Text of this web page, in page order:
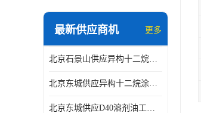
最新供应商机 更多
北京石景山供应异构十二烷香精助剂
北京东城供应异构十二烷涂料胶粘油墨稀释剂
北京东城供应D40溶剂油工业金属清洗